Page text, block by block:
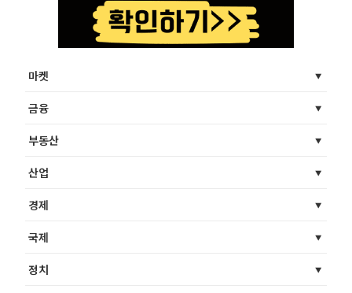
마켓
금융
부동산
산업
경제
국제
정치